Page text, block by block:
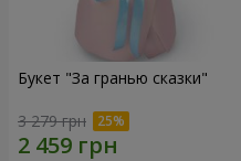
Букет "За гранью сказки"
3 279 грн